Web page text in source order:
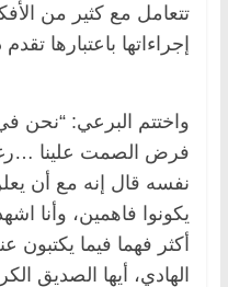
تتعامل مع كثير من
إجراءاتها باعتبارها
واختتم البرعي: “نحن
فرض الصمت علينا
نفسه قال إنه مع أن
يكونوا فاهمين، وأنا
أكثر فهما فيما
الهادي، أيها الصديق